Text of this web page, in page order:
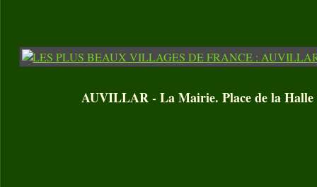
AUVILLAR - La Mairie. Place de la Halle